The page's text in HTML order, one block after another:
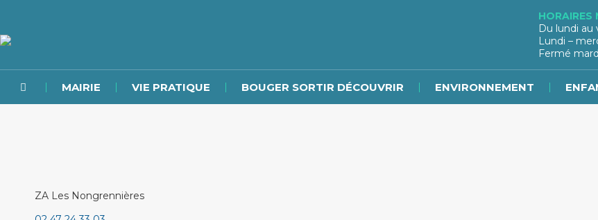
HORAIRES
Du lundi au
Lundi –
Fermé
MAIRIE VIE PRATIQUE BOUGER SORTIR DÉCOUVRIR ENVIRONNEMENT
ZA Les Nongrennières